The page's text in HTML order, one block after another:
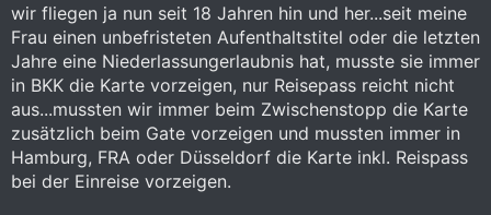
wir fliegen ja nun seit 18 Jahren hin und her...seit meine
Frau einen unbefristeten Aufenthaltstitel oder die letzten
Jahre eine Niederlassungerlaubnis hat, musste sie immer
in BKK die Karte vorzeigen, nur Reisepass reicht nicht
aus...mussten wir immer beim Zwischenstopp die Karte
zusätzlich beim Gate vorzeigen und mussten immer in
Hamburg, FRA oder Düsseldorf die Karte inkl. Reispass
bei der Einreise vorzeigen.